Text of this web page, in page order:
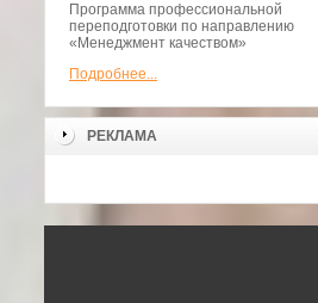
Программа профессиональной
переподготовки по направлению
«Менеджмент качеством»
Подробнее...
РЕКЛАМА